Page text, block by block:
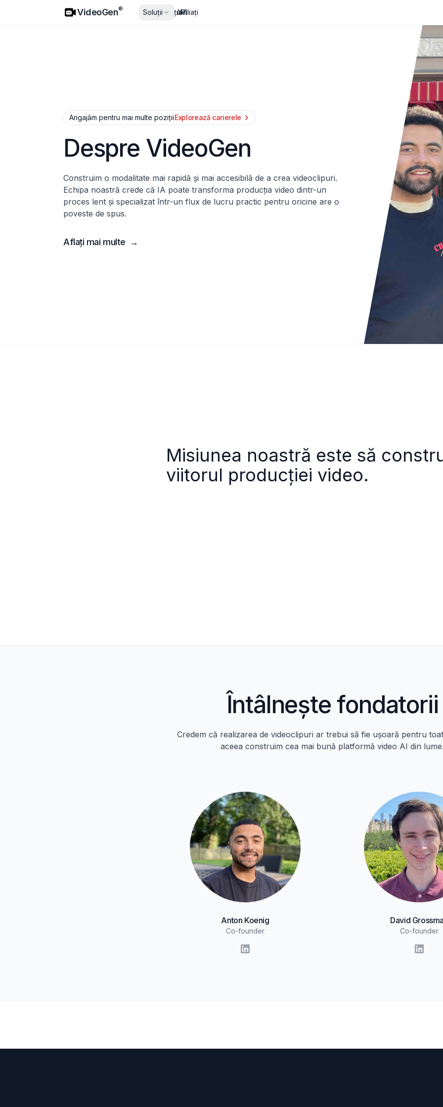
VideoGen
VideoGen® Soluții Prețuri
API
Afiliați
Angajăm pentru mai multe pozițiiExplorează carierele
Despre VideoGen
Construim o modalitate mai rapidă și mai accesibilă de a crea videoclipuri.
Echipa noastră crede că IA poate transforma producția video dintr-un
proces lent și specializat într-un flux de lucru practic pentru oricine are o
poveste de spus.
Aflați mai multe →
Misiunea noastră este să
viitorul producției video.
Întâlnește fondatorii
Credem că realizarea de videoclipuri ar trebui să fie ușoară pentru
aceea construim cea mai bună platformă video AI din
Anton Koenig
Co-founder
LinkedIn
David
Co-founder